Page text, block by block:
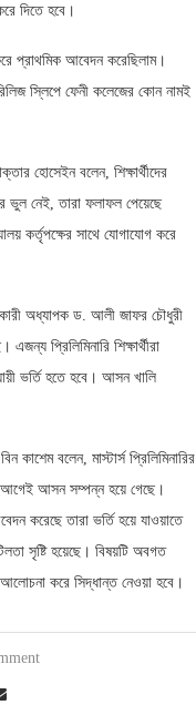
দিতে হবে।
প্রাথমিক আবেদন করেছিলাম।
স্লিপে ফেনী কলেজের কোন নামই
হোসেইন বলেন, শিক্ষার্থীদের
ভুল নেই, তারা ফলাফল পেয়েছে
কর্তৃপক্ষের সাথে যোগাযোগ করে
অধ্যাপক ড. আলী জাফর চৌধুরী
প্রিলিমিনারি শিক্ষার্থীরা
ভর্তি হতে হবে। আসন খালি
কাশেম বলেন, মাস্টার্স প্রিলিমিনারির
আগেই আসন সম্পন্ন হয়ে গেছে।
করেছে তারা ভর্তি হয়ে যাওয়াতে
সৃষ্টি হয়েছে। বিষয়টি অবগত
আলোচনা করে সিদ্ধান্ত নেওয়া হবে।